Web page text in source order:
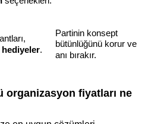
hediyeler.
Partinin konsept
bütünlüğünü korur ve
anı bırakır.
organizasyon fiyatları ne